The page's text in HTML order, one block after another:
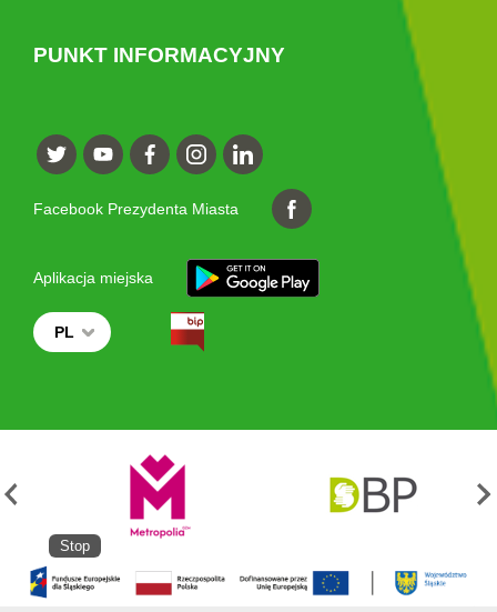
PUNKT INFORMACYJNY
Facebook Prezydenta Miasta
Aplikacja miejska
PL
Stop